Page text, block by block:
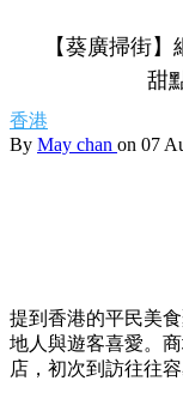
【葵廣掃街
甜
香港
By May chan on 07
提到香港的平民美
地人與遊客喜愛。
店，初次到訪往往